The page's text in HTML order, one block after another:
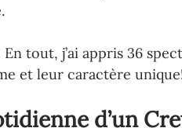
En tout, j’ai appris 36
et leur caractère
d’un